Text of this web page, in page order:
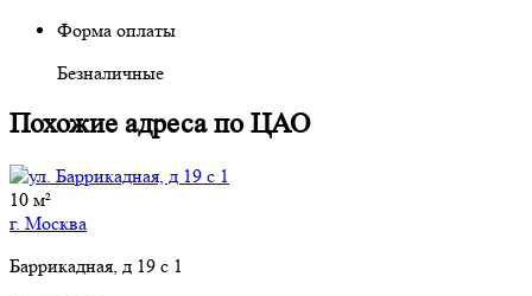
Форма оплаты
Безналичные
Похожие адреса по ЦАО
10 м²
г. Москва
Баррикадная, д 19 с 1